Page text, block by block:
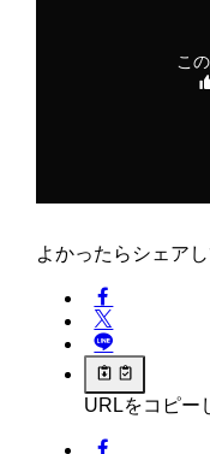
こ
よかったらシェアし
URLをコピー